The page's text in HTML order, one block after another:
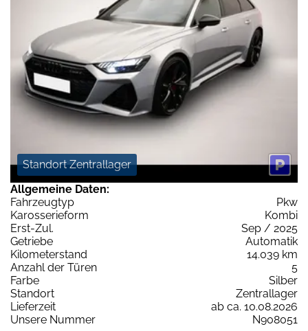
Standort Zentrallager
Allgemeine Daten:
Fahrzeugtyp
Pkw
Karosserieform
Kombi
Erst-Zul.
Sep / 2025
Getriebe
Automatik
Kilometerstand
14.039 km
Anzahl der Türen
5
Farbe
Silber
Standort
Zentrallager
Lieferzeit
ab ca. 10.08.2026
Unsere Nummer
N908051